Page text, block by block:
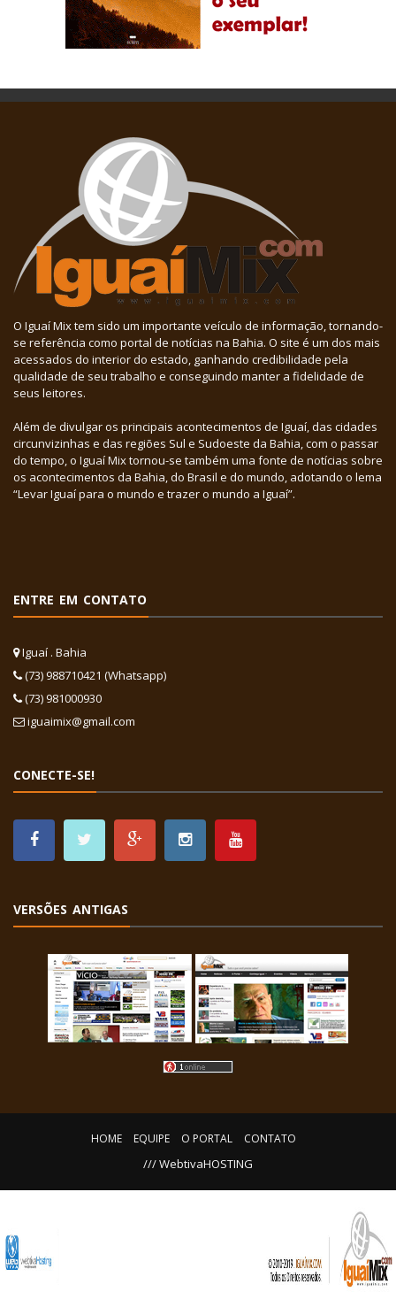
O Iguaí Mix tem sido um importante veículo de informação, tornando-
se referência como portal de notícias na Bahia. O site é um dos mais
acessados do interior do estado, ganhando credibilidade pela
qualidade de seu trabalho e conseguindo manter a fidelidade de
seus leitores.
Além de divulgar os principais acontecimentos de Iguaí, das cidades
circunvizinhas e das regiões Sul e Sudoeste da Bahia, com o passar
do tempo, o Iguaí Mix tornou-se também uma fonte de notícias sobre
os acontecimentos da Bahia, do Brasil e do mundo, adotando o lema
“Levar Iguaí para o mundo e trazer o mundo a Iguaí”.
ENTRE EM CONTATO
Iguaí . Bahia
(73) 988710421 (Whatsapp)
(73) 981000930
iguaimix@gmail.com
CONECTE-SE!
VERSÕES ANTIGAS
HOME EQUIPE O PORTAL CONTATO
/// WebtivaHOSTING